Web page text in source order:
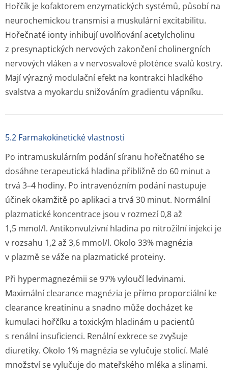
Hořčík je kofaktorem enzymatických systémů, působí na
neurochemickou transmisi a muskulární excitabilitu.
Hořečnaté ionty inhibují uvolňování acetylcholinu
z presynaptických nervových zakončení cholinergních
nervových vláken a v nervosvalové ploténce svalů kostry.
Mají výrazný modulační efekt na kontrakci hladkého
svalstva a myokardu snižováním gradientu vápníku.
5.2 Farmakokinetické vlastnosti
Po intramuskulárním podání síranu hořečnatého se
dosáhne terapeutická hladina přibližně do 60 minut a
trvá 3–4 hodiny. Po intravenózním podání nastupuje
účinek okamžitě po aplikaci a trvá 30 minut. Normální
plazmatické koncentrace jsou v rozmezí 0,8 až
1,5 mmol/l. Antikonvulzivní hladina po nitrožilní injekci je
v rozsahu 1,2 až 3,6 mmol/l. Okolo 33% magnézia
v plazmě se váže na plazmatické proteiny.
Při hypermagnezémii se 97% vyloučí ledvinami.
Maximální clearance magnézia je přímo proporciální ke
clearance kreatininu a snadno může docházet ke
kumulaci hořčíku a toxickým hladinám u pacientů
s renální insuficienci. Renální exkrece se zvyšuje
diuretiky. Okolo 1% magnézia se vylučuje stolicí. Malé
množství se vylučuje do mateřského mléka a slinami.